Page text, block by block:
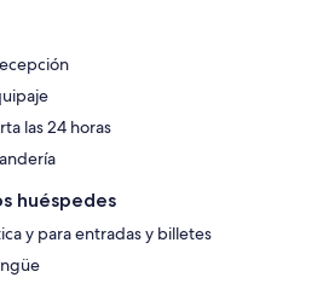
las 24 horas
huéspedes
y para entradas y billetes